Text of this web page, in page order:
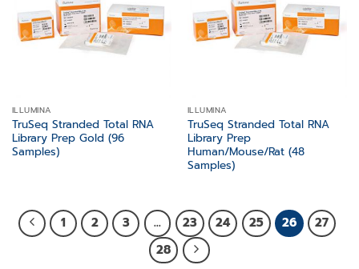
ILLUMINA
TruSeq Stranded Total RNA
Library Prep Gold (96
Samples)
ILLUMINA
TruSeq Stranded Total RNA
Library Prep
Human/Mouse/Rat (48
Samples)
1 2 3 … 23 24 25 26
27
28